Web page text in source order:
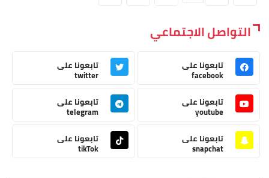
التواصل الاجتماعي
تابعونا على
facebook
تابعونا على
twitter
تابعونا على
youtube
تابعونا على
telegram
تابعونا على
snapchat
تابعونا على
tikTok